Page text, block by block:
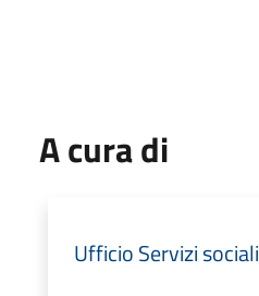
A cura di
Ufficio Servizi sociali